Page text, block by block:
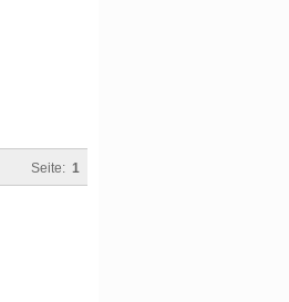
Seite: 1